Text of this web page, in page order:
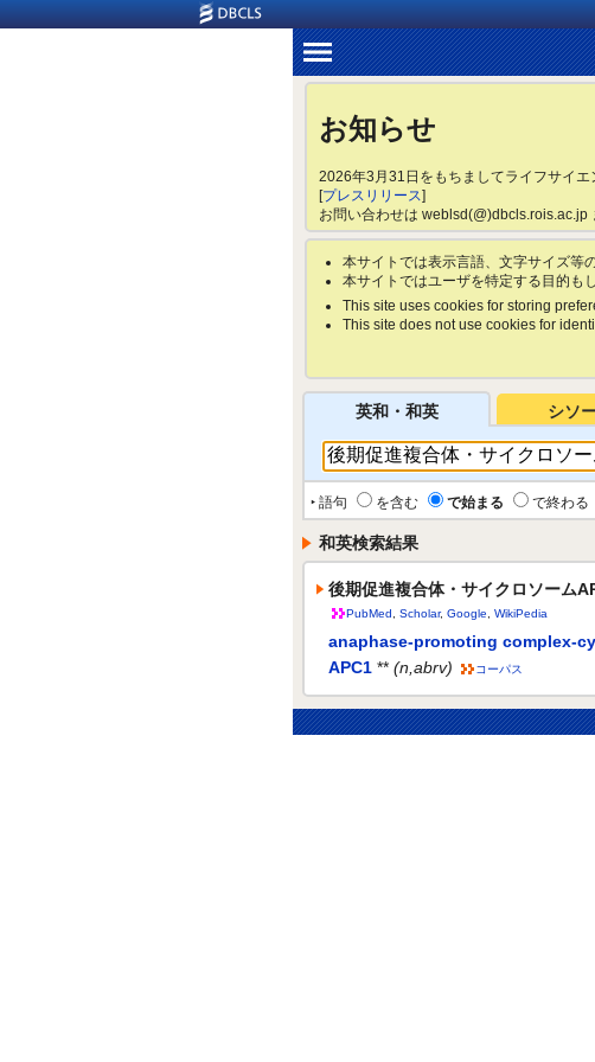
お知らせ
2026年3月31日をもちましてライフサイエ
[プレスリリース]
お問い合わせは weblsd(@)dbcls.rois.ac.jp
本サイトでは表示言語、文字サイズ等
本サイトではユーザを特定する目的も
This site uses cookies for storing
This site does not use cookies for
英和・和英 シソ
‣ 語句 を含む で始まる で終わる
和英検索結果
後期促進複合体・サイクロソーム
PubMed
Scholar, Google WikiPedia
anaphase-promoting complex-
APC1 ** (n,abrv) コーパス